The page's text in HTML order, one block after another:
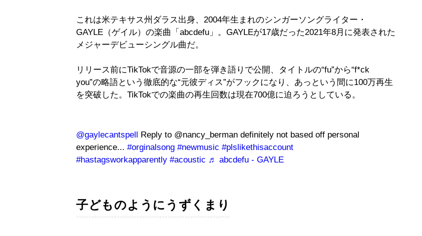
これは米テキサス州ダラス出身、2004年生まれのシンガーソングライター・
GAYLE（ゲイル）の楽曲「abcdefu」。GAYLEが17歳だった2021年8月に発表された
メジャーデビューシングル曲だ。
リリース前にTikTokで音源の一部を弾き語りで公開、タイトルの“fu”から“f*ck
you”の略語という徹底的な“元彼ディス”がフックになり、あっという間に100万再生
を突破した。TikTokでの楽曲の再生回数は現在700億に迫ろうとしている。
@gaylecantspell Reply to @nancy_berman definitely not based off personal
experience... #orginalsong #newmusic #plslikethisaccount
#hastagsworkapparently #acoustic ♬ abcdefu - GAYLE
子どものようにうずくまり